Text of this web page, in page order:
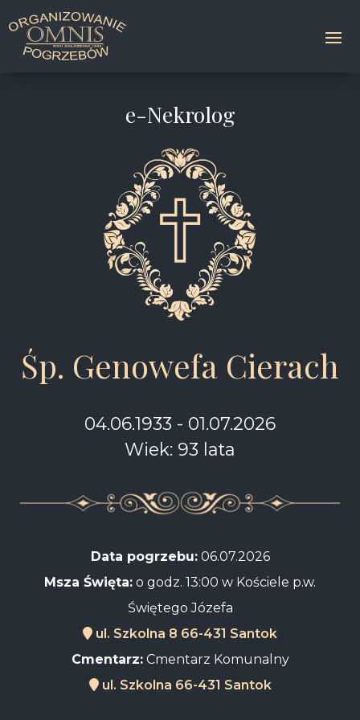
e-Nekrolog
Śp. Genowefa Cierach
04.06.1933 - 01.07.2026
Wiek: 93 lata
Data pogrzebu:06.07.2026
Msza Święta: o godz. 13:00 w Kościele p.w.
Świętego Józefa
ul. Szkolna 8 66-431 Santok
Cmentarz:Cmentarz Komunalny
ul. Szkolna 66-431 Santok